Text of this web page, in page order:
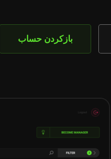
بازکردن حساب